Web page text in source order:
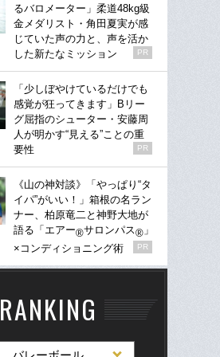
るバロメーター」柔道48kg級
金メダリスト・角田夏実が感
じていた声の力と、声を活か
した新たなミッション
PR
「少しぼやけているだけでも
感覚が狂ってきます」Bリー
グ屈指のシューター・安藤周
人が明かす“見える”ことの重
要性
PR
《山の神対談》「やっぱり“タ
イパ”がいい！」箱根の名ラン
ナー、柏原竜二と神野大地が
語る「エアー®サロンパス® 」
×コンディショニング術
PR
RANKING